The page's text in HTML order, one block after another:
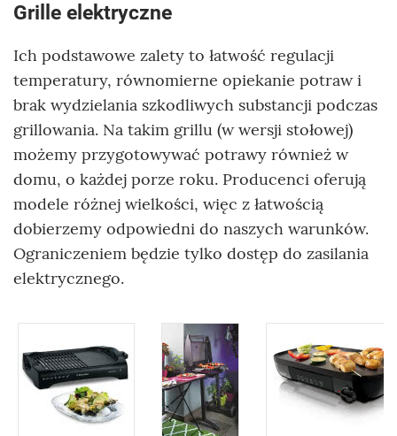
Grille elektryczne
Ich podstawowe zalety to łatwość regulacji
temperatury, równomierne opiekanie potraw i
brak wydzielania szkodliwych substancji podczas
grillowania. Na takim grillu (w wersji stołowej)
możemy przygotowywać potrawy również w
domu, o każdej porze roku. Producenci oferują
modele różnej wielkości, więc z łatwością
dobierzemy odpowiedni do naszych warunków.
Ograniczeniem będzie tylko dostęp do zasilania
elektrycznego.